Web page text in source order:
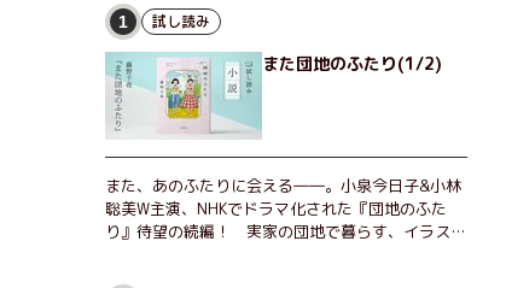
1 試し読み
また団地のふたり(1/2)
また、あのふたりに会える――。小泉今日子&小林
聡美W主演、NHKでドラマ化された『団地のふた
り』待望の続編！ 実家の団地で暮らす、イラスト